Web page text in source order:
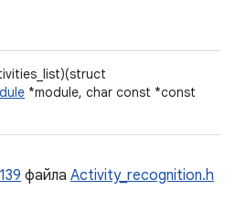
*module, char const *const
139 файла Activity_recognition.h